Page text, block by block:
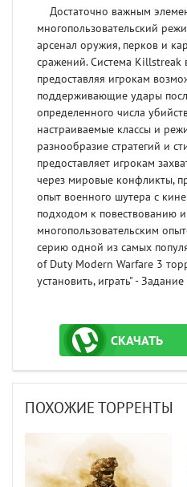
Достаточно важным
многопользовательский
арсенал оружия, перков и
сражений. Система Killstreak
предоставляя игрокам
поддерживающие удары
определенного числа
настраиваемые классы и
разнообразие стратегий и
предоставляет игрокам
через мировые конфликты,
опыт военного шутера с
подходом к повествованию
многопользовательским
серию одной из самых
of Duty Modern Warfare 3
установить, играть" -
СКАЧАТЬ
ТОРРЕНТ
ПОХОЖИЕ ТОРРЕНТЫ